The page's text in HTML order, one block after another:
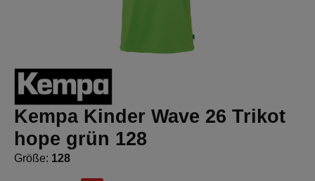
Kempa Kinder Wave 26 Trikot
hope grün 128
Größe: 128